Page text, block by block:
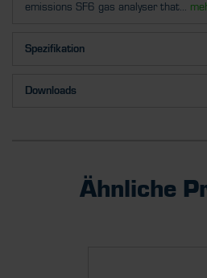
emissions SF6 gas analyser that...
Spezifikation
Downloads
Ähnliche